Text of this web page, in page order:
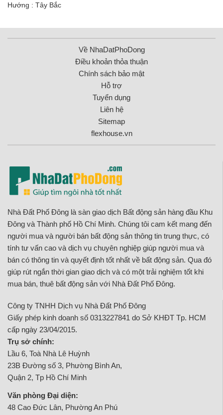
Hướng : Tây Bắc
Về NhaDatPhoDong
Điều khoản thỏa thuận
Chính sách bảo mật
Hỗ trợ
Tuyển dụng
Liên hệ
Sitemap
flexhouse.vn
Nhà Đất Phố Đông là sàn giao dịch Bất động sản hàng đầu Khu
Đông và Thành phố Hồ Chí Minh. Chúng tôi cam kết mang đến
người mua và người bán bất động sản thông tin trung thực, có
tính tư vấn cao và dịch vụ chuyên nghiệp giúp người mua và
bán có thông tin và quyết định tốt nhất về bất động sản. Qua đó
giúp rút ngắn thời gian giao dịch và có một trải nghiệm tốt khi
mua bán, thuê bất động sản với Nhà Đất Phố Đông.
Công ty TNHH Dịch vụ Nhà Đất Phố Đông
Giấy phép kinh doanh số 0313227841 do Sở KHĐT Tp. HCM
cấp ngày 23/04/2015.
Trụ sở chính:
Lầu 6, Toà Nhà Lê Huỳnh
23B Đường số 3, Phường Bình An,
Quận 2, Tp Hồ Chí Minh
Văn phòng Đại diện:
48 Cao Đức Lân, Phường An Phú